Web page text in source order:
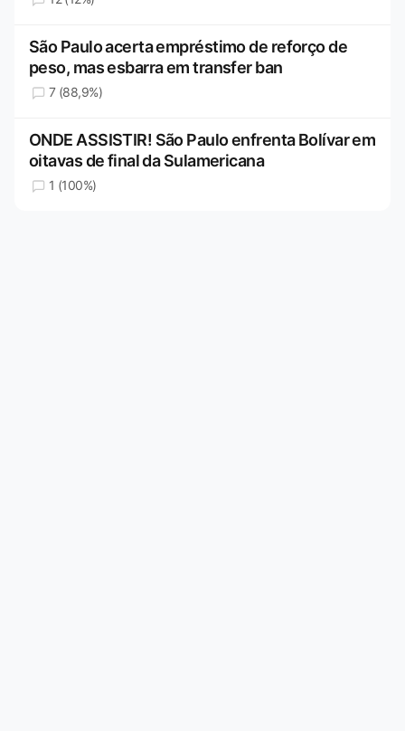
São Paulo acerta empréstimo de reforço de
peso, mas esbarra em transfer ban
7 (88,9%)
ONDE ASSISTIR! São Paulo enfrenta Bolívar em
oitavas de final da Sulamericana
1 (100%)